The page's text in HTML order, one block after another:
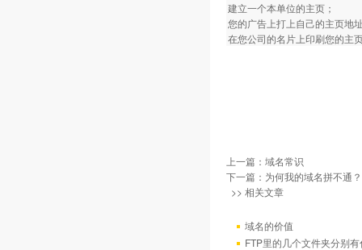
建立一个本单位的主页；
您的广告上打上自己的主页地
在您公司的名片上印刷您的主
上一篇： 域名常识
下一篇： 为何我的域名拼不通？
>> 相关文章
域名的价值
FTP里的几个文件夹分别